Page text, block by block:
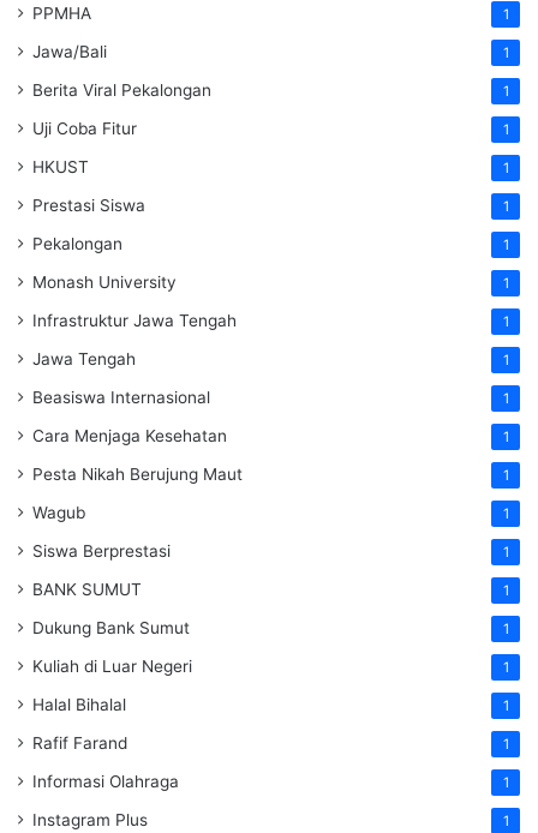
PPMHA 1
Jawa/Bali 1
Berita Viral Pekalongan 1
Uji Coba Fitur 1
HKUST 1
Prestasi Siswa 1
Pekalongan 1
Monash University 1
Infrastruktur Jawa Tengah 1
Jawa Tengah 1
Beasiswa Internasional 1
Cara Menjaga Kesehatan 1
Pesta Nikah Berujung Maut 1
Wagub 1
Siswa Berprestasi 1
BANK SUMUT 1
Dukung Bank Sumut 1
Kuliah di Luar Negeri 1
Halal Bihalal 1
Rafif Farand 1
Informasi Olahraga 1
Instagram Plus 1